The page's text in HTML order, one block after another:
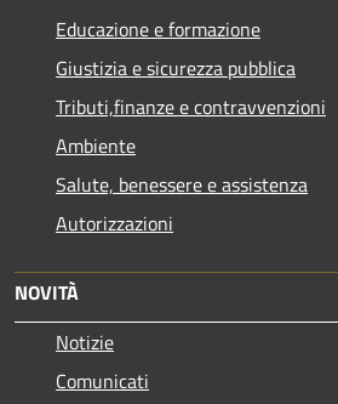
Educazione e formazione
Giustizia e sicurezza pubblica
Tributi,finanze e contravvenzioni
Ambiente
Salute, benessere e assistenza
Autorizzazioni
NOVITÀ
Notizie
Comunicati